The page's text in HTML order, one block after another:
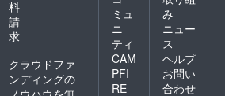
料
請
求
クラウドファ
ンディングの
ミュ
ニ
ティ
CAM
PFI
RE
み
ニュー
ス
ヘルプ
お問い
合わせ